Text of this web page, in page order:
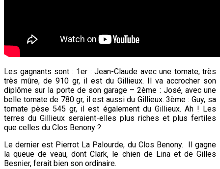
Les gagnants sont : 1er : Jean-Claude avec une tomate, très
très mûre, de 910 gr, il est du Gillieux. Il va accrocher son
diplôme sur la porte de son garage – 2ème : José, avec une
belle tomate de 780 gr, il est aussi du Gillieux. 3ème : Guy, sa
tomate pèse 545 gr, il est également du Gillieux. Ah ! Les
terres du Gillieux seraient-elles plus riches et plus fertiles
que celles du Clos Benony ?
Le dernier est Pierrot La Palourde, du Clos Benony. Il gagne
la queue de veau, dont Clark, le chien de Lina et de Gilles
Besnier, ferait bien son ordinaire.